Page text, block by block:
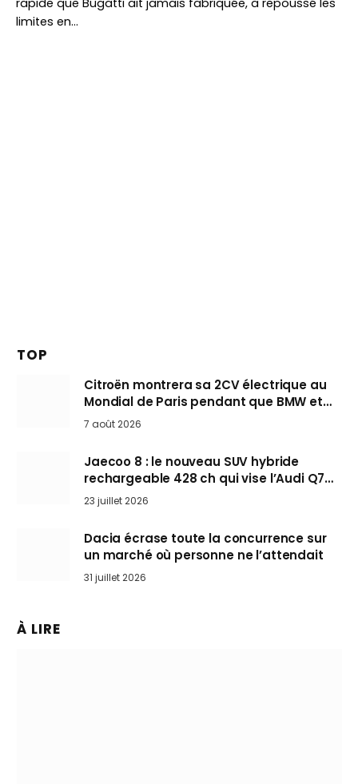
rapide que Bugatti ait jamais fabriquée, a repoussé les
limites en…
TOP
Citroën montrera sa 2CV électrique au
Mondial de Paris pendant que BMW et
Mini désertent le salon
7 août 2026
Jaecoo 8 : le nouveau SUV hybride
rechargeable 428 ch qui vise l’Audi Q7
arrive en Europe cet automne
23 juillet 2026
Dacia écrase toute la concurrence sur
un marché où personne ne l’attendait
31 juillet 2026
À LIRE